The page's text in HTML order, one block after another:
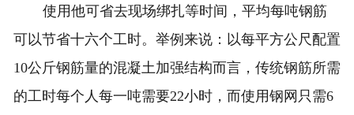
使用他可省去现场绑扎等时间，平均每吨钢筋
可以节省十六个工时。举例来说：以每平方公尺配置
10公斤钢筋量的混凝土加强结构而言，传统钢筋所需
的工时每个人每一吨需要22小时，而使用钢网只需6